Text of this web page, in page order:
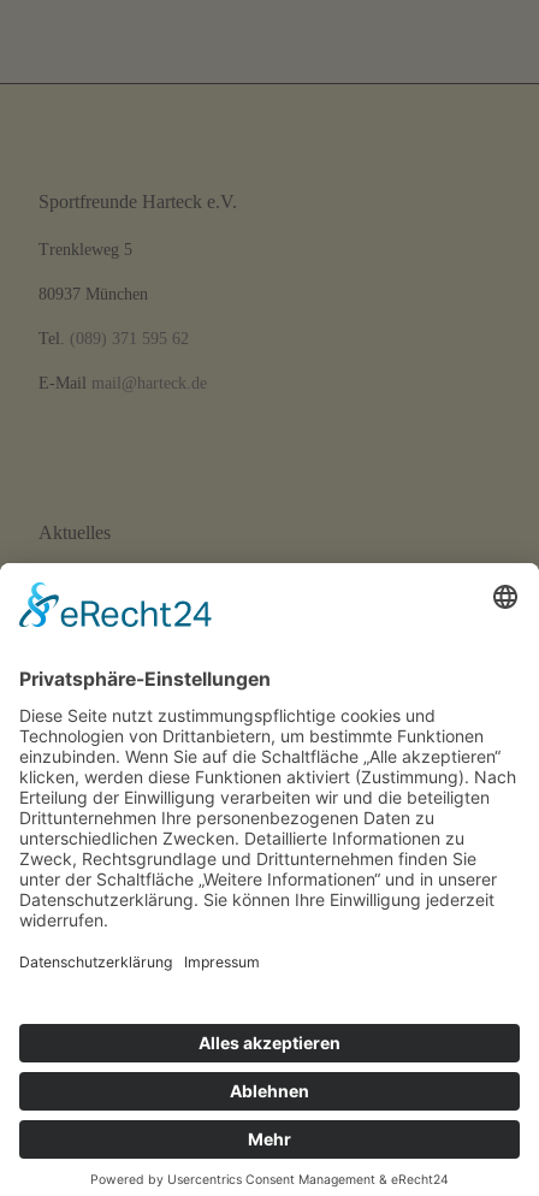
Sportfreunde Harteck e.V.
Trenkleweg 5
80937 München
Tel. (089) 371 595 62
E-Mail mail@harteck.de
Aktuelles
Neue Eltern-Kind-Turnstunde ab September 2026
Wir suchen Trainer*innen!
SFH-News 171 · 01/26
SFH-News 170 · 04/25
Rechtliches
Impressum
Datenschutzerklärung
© 2026Sportfreunde Harteck München e.V.– Alle Rechte
vorbehalten